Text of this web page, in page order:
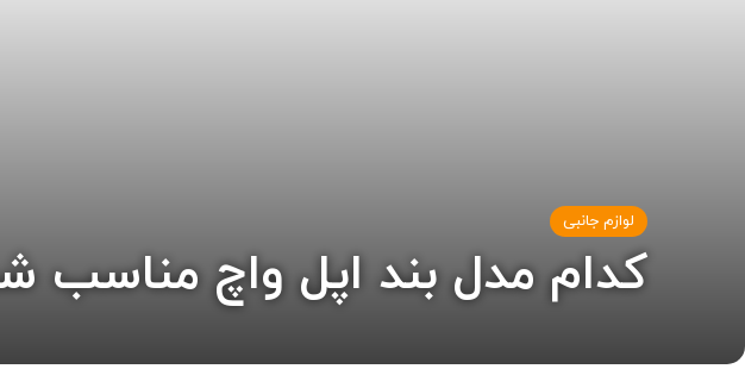
لوازم جانبی
کدام مدل بند اپل واچ مناسب